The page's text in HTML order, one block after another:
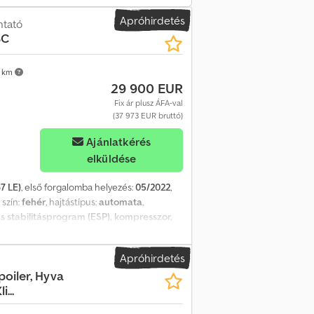
Apróhirdetés
29 900 EUR
Fix ár plusz ÁFA-val
(37 973 EUR bruttó)
Ajánlatkérés
elküldése
LE), első forgalomba helyezés:05/2022,
szín:fehér, hajtástípus:automata,
stabilitásprogram (ESP), kompresszor,
hidraulikus rendszer Crsdpfx Afozq
Apróhirdetés
Hyva